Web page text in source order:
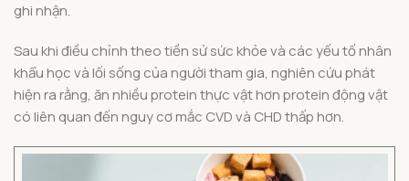
ghi nhận.
Sau khi điều chỉnh theo tiền sử sức khỏe và các yếu tố nhân
khẩu học và lối sống của người tham gia, nghiên cứu phát
hiện ra rằng, ăn nhiều protein thực vật hơn protein động vật
có liên quan đến nguy cơ mắc CVD và CHD thấp hơn.